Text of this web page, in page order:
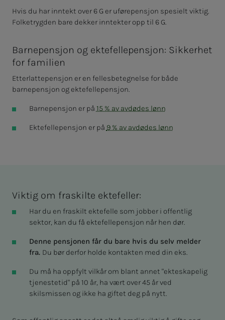
Hvis du har inntekt over 6 G er uførepensjon spesielt viktig.
Folketrygden bare dekker inntekter opp til 6 G.
Barnepensjon og ektefellepensjon: Sikkerhet
for familien
Etterlattepensjon er en fellesbetegnelse for både
barnepensjon og ektefellepensjon.
Barnepensjon er på 15 % av avdødes lønn
Ektefellepensjon er på 9 % av avdødes lønn
Viktig om fraskilte ektefeller:
Har du en fraskilt ektefelle som jobber i offentlig
sektor, kan du få ektefellepensjon når hen dør.
Denne pensjonen får du bare hvis du selv melder
fra. Du bør derfor holde kontakten med din eks.
Du må ha oppfylt vilkår om blant annet "ekteskapelig
tjenestetid" på 10 år, ha vært over 45 år ved
skilsmissen og ikke ha giftet deg på nytt.